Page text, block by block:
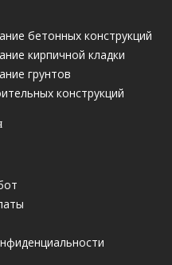
бетонных конструкций
кирпичной кладки
грунтов
конструкций